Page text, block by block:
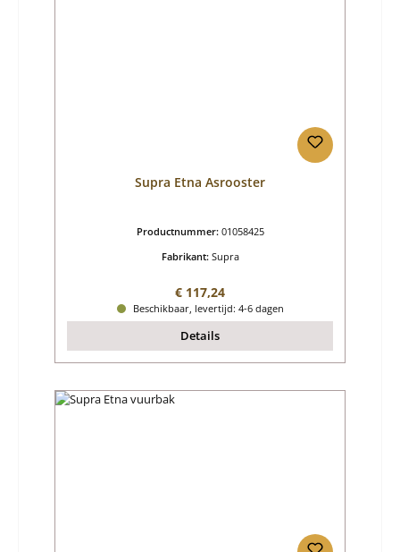
Supra Etna Asrooster
Productnummer: 01058425
Fabrikant: Supra
Normale prijs:
€ 117,24
Beschikbaar, levertijd: 4-6 dagen
Details